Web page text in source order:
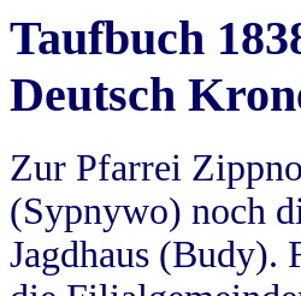
Taufbuch
Deutsch
Zur Pfarrei
(Sypnywo) noch
Jagdhaus (Budy).